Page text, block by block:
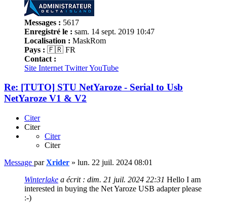
Messages : 5617
Enregistré le : sam. 14 sept. 2019 10:47
Localisation : MaskRom
Pays : 🇫🇷 FR
Contact :
Site Internet TwitterYouTube
Re: [TUTO] STU NetYaroze - Serial to Usb
NetYaroze V1 & V2
Citer
Citer
Citer
Citer
Message parXrider » lun. 22 juil. 2024 08:01
Winterlake a écrit : dim. 21 juil. 2024 22:31 Hello I am
interested in buying the Net Yaroze USB adapter please
:-)